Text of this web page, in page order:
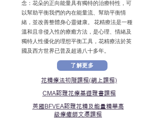
念：花朵的正向能量具有獨特的治療特性，可
以幫助平衡我們的內在能量流、幫助平衡情
緒，並改善整體身心靈健康。 花精療法是一種
溫和且非侵入性的療癒方法，是心理、情緒及
獨特人性優化的理想平衡工具，花精療法於英
國及西方世界已普及超過八十多年。
了解更多
花精療法初階課程(網上課程)
CMA認證花療基礎證書課程
英國BFVEA認證花精及能量精華高
級療癒師文憑課程